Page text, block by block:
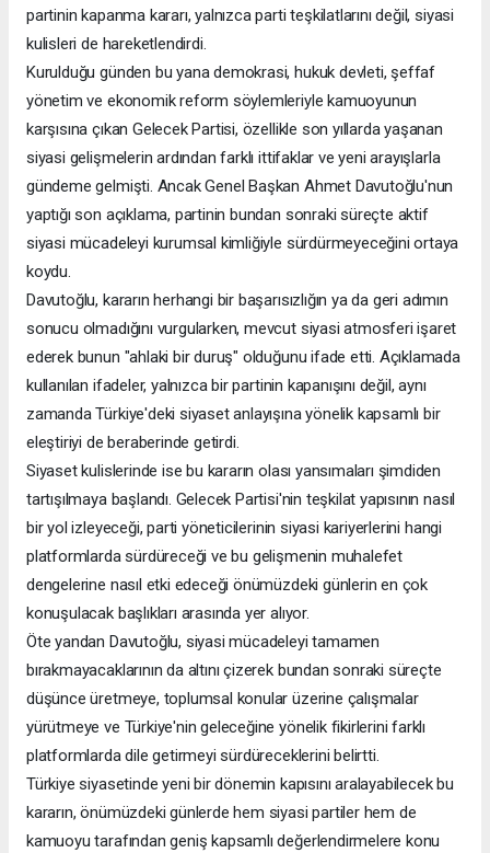
partinin kapanma kararı, yalnızca parti teşkilatlarını değil, siyasi
kulisleri de hareketlendirdi.
Kurulduğu günden bu yana demokrasi, hukuk devleti, şeffaf
yönetim ve ekonomik reform söylemleriyle kamuoyunun
karşısına çıkan Gelecek Partisi, özellikle son yıllarda yaşanan
siyasi gelişmelerin ardından farklı ittifaklar ve yeni arayışlarla
gündeme gelmişti. Ancak Genel Başkan Ahmet Davutoğlu'nun
yaptığı son açıklama, partinin bundan sonraki süreçte aktif
siyasi mücadeleyi kurumsal kimliğiyle sürdürmeyeceğini ortaya
koydu.
Davutoğlu, kararın herhangi bir başarısızlığın ya da geri adımın
sonucu olmadığını vurgularken, mevcut siyasi atmosferi işaret
ederek bunun "ahlaki bir duruş" olduğunu ifade etti. Açıklamada
kullanılan ifadeler, yalnızca bir partinin kapanışını değil, aynı
zamanda Türkiye'deki siyaset anlayışına yönelik kapsamlı bir
eleştiriyi de beraberinde getirdi.
Siyaset kulislerinde ise bu kararın olası yansımaları şimdiden
tartışılmaya başlandı. Gelecek Partisi'nin teşkilat yapısının nasıl
bir yol izleyeceği, parti yöneticilerinin siyasi kariyerlerini hangi
platformlarda sürdüreceği ve bu gelişmenin muhalefet
dengelerine nasıl etki edeceği önümüzdeki günlerin en çok
konuşulacak başlıkları arasında yer alıyor.
Öte yandan Davutoğlu, siyasi mücadeleyi tamamen
bırakmayacaklarının da altını çizerek bundan sonraki süreçte
düşünce üretmeye, toplumsal konular üzerine çalışmalar
yürütmeye ve Türkiye'nin geleceğine yönelik fikirlerini farklı
platformlarda dile getirmeyi sürdüreceklerini belirtti.
Türkiye siyasetinde yeni bir dönemin kapısını aralayabilecek bu
kararın, önümüzdeki günlerde hem siyasi partiler hem de
kamuoyu tarafından geniş kapsamlı değerlendirmelere konu